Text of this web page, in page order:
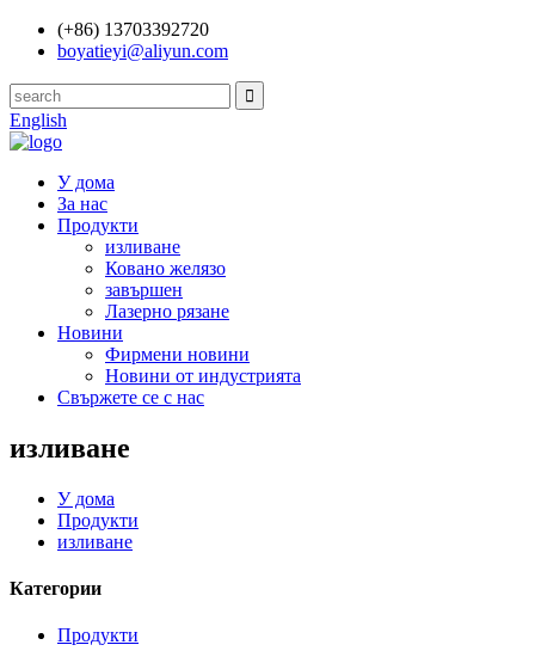
(+86) 13703392720
boyatieyi@aliyun.com
English
У дома
За нас
Продукти
изливане
Ковано желязо
завършен
Лазерно рязане
Новини
Фирмени новини
Новини от индустрията
Свържете се с нас
изливане
У дома
Продукти
изливане
Категории
Продукти